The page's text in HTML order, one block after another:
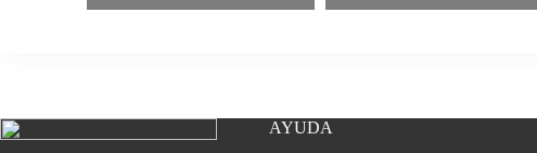
AYUDA